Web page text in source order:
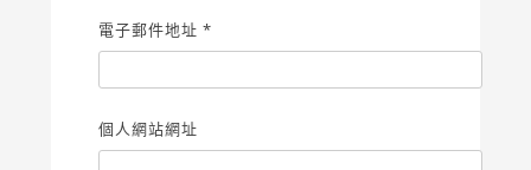
電子郵件地址 *
個人網站網址